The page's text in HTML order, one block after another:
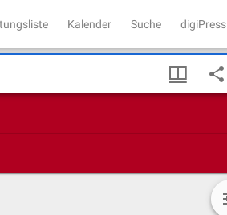
Kalender Suche digiPress